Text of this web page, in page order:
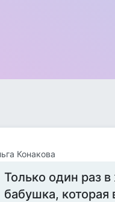
Конакова
Только один раз
бабушка, которая